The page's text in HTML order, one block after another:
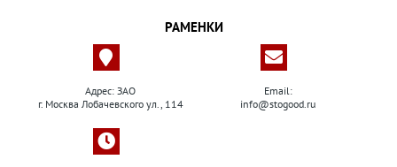
РАМЕНКИ
Адрес: ЗАО
г. Москва Лобачевского ул., 114
Email:
info@stogood.ru